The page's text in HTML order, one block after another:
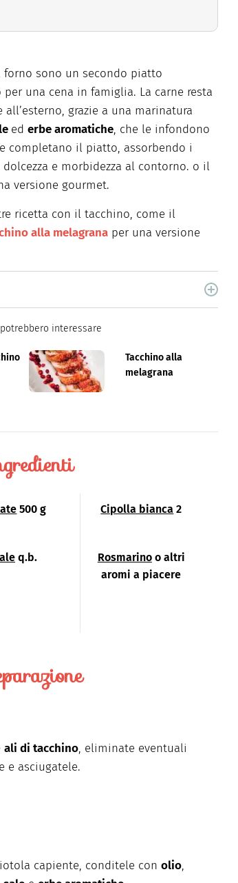
forno sono un secondo piatto
una cena in famiglia. La carne resta
grazie a una marinatura
ed erbe aromatiche, che le infondono
completano il piatto, assorbendo i
e morbidezza al contorno. o il
versione gourmet.
ricetta con il tacchino, come il
alla melagrana per una versione
che crea ricette originali e coinvolgenti.
interessare
Tacchino alla
melagrana
500 g Cipolla bianca 2
q.b. Rosmarino o altri
aromi a piacere
ali di tacchino, eliminate eventuali
e asciugatele.
capiente, conditele con olio,